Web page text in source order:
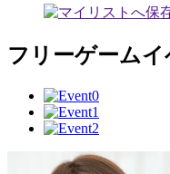
フリーゲームイ